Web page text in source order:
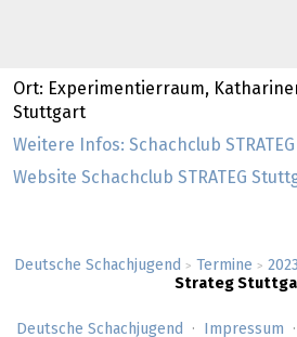
Deutsche Schachjugend > Termine > 2023
Strateg
Ort: Experimentierraum,
Stuttgart
Weitere Infos: Schachclub
Website Schachclub STRATEG
Deutsche Schachjugend Impressum